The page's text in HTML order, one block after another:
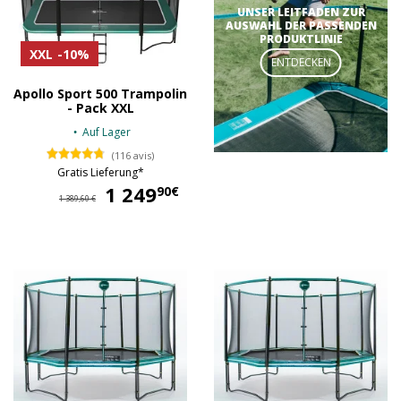
XXL -10%
Apollo Sport 500 Trampolin
- Pack XXL
Auf Lager
(116 avis)
Gratis Lieferung*
1 389,60 € 1 24990€
UNSER LEITFADEN ZUR
AUSWAHL DER PASSENDEN
PRODUKTLINIE
ENTDECKEN